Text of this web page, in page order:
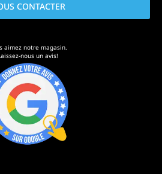
CONTACTER
aimez notre magasin.
nous un avis!